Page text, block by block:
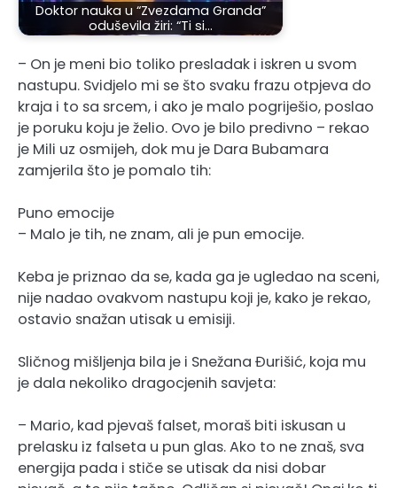
Doktor nauka u “Zvezdama Granda”
oduševila žiri: “Ti si…
– On je meni bio toliko presladak i iskren u svom
nastupu. Svidjelo mi se što svaku frazu otpjeva do
kraja i to sa srcem, i ako je malo pogriješio, poslao
je poruku koju je želio. Ovo je bilo predivno – rekao
je Mili uz osmijeh, dok mu je Dara Bubamara
zamjerila što je pomalo tih:
Puno emocije
– Malo je tih, ne znam, ali je pun emocije.
Keba je priznao da se, kada ga je ugledao na sceni,
nije nadao ovakvom nastupu koji je, kako je rekao,
ostavio snažan utisak u emisiji.
Sličnog mišljenja bila je i Snežana Đurišić, koja mu
je dala nekoliko dragocjenih savjeta:
– Mario, kad pjevaš falset, moraš biti iskusan u
prelasku iz falseta u pun glas. Ako to ne znaš, sva
energija pada i stiče se utisak da nisi dobar